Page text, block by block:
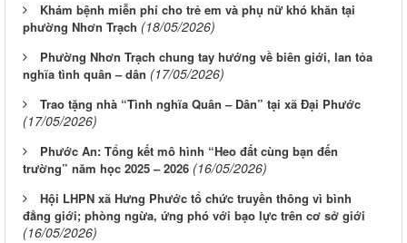
Khám bệnh miễn phí cho trẻ em và phụ nữ khó khăn tại
phường Nhơn Trạch (18/05/2026)
Phường Nhơn Trạch chung tay hướng về biên giới, lan tỏa
nghĩa tình quân – dân (17/05/2026)
Trao tặng nhà “Tình nghĩa Quân – Dân” tại xã Đại Phước
(17/05/2026)
Phước An: Tổng kết mô hình “Heo đất cùng bạn đến
trường” năm học 2025 – 2026 (16/05/2026)
Hội LHPN xã Hưng Phước tổ chức truyền thông vì bình
đẳng giới; phòng ngừa, ứng phó với bạo lực trên cơ sở giới
(16/05/2026)